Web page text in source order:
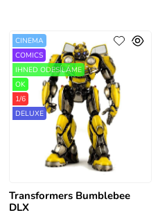
Transformers Bumblebee
DLX
CINEMA
COMICS
IHNED ODESÍLÁME
OK
1/6
DELUXE